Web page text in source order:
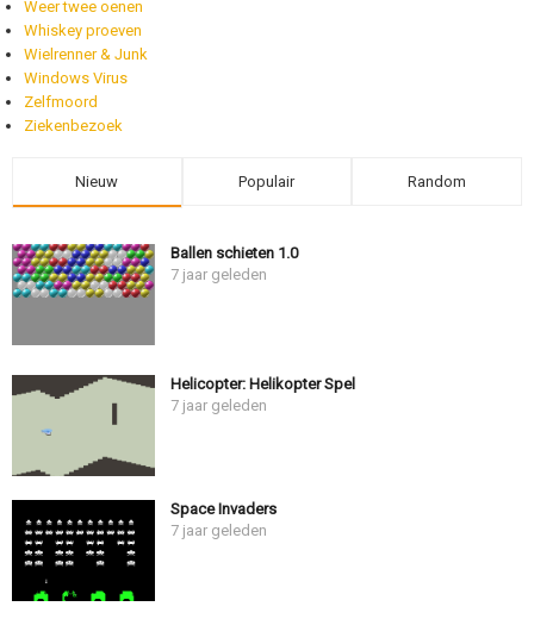
Weer twee oenen
Whiskey proeven
Wielrenner & Junk
Windows Virus
Zelfmoord
Ziekenbezoek
Nieuw Populair Random
Ballen schieten 1.0
7 jaar geleden
Helicopter: Helikopter Spel
7 jaar geleden
Space Invaders
7 jaar geleden